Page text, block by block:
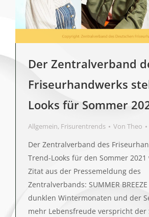
Der Zentralverband
Friseurhandwerks
Looks für Sommer
Allgemein, Frisurentrends Von Theo
Der Zentralverband des
Trend-Looks für den Sommer
Zitat aus der Pressemeldung des
Zentralverbands: SUMMER
dunklen Wintermonaten und der
mehr Lebensfreude verspricht der